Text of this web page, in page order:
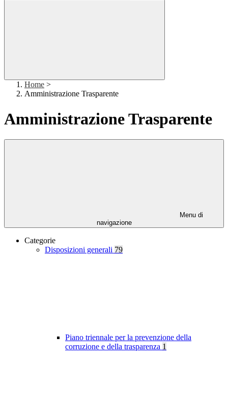
Home >
Amministrazione Trasparente
Amministrazione Trasparente
Menu di
navigazione
Categorie
Disposizioni generali 79
Piano triennale per la prevenzione della
corruzione e della trasparenza 1